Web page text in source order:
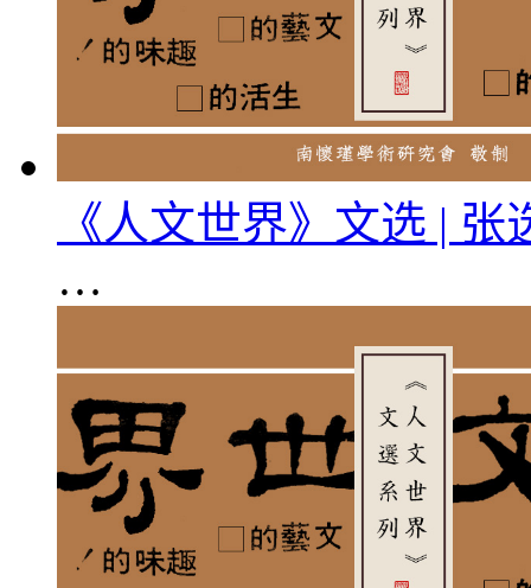
《人文世界》文选 |
…